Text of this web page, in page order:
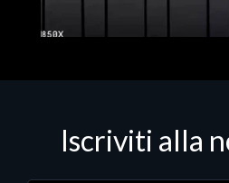
Iscriviti alla